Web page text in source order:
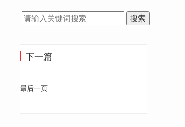
搜索
下一篇
最后一页